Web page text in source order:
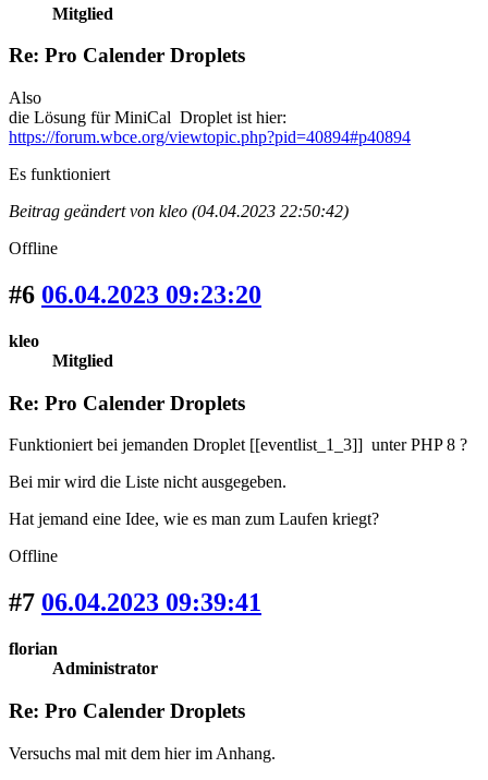
Mitglied
Re: Pro Calender Droplets
Also
die Lösung für MiniCal Droplet ist hier:
https://forum.wbce.org/viewtopic.php?pid=40894#p40894
Es funktioniert
Beitrag geändert von kleo (04.04.2023 22:50:42)
Offline
#6 06.04.2023 09:23:20
kleo
Mitglied
Re: Pro Calender Droplets
Funktioniert bei jemanden Droplet [[eventlist_1_3]] unter PHP 8 ?
Bei mir wird die Liste nicht ausgegeben.
Hat jemand eine Idee, wie es man zum Laufen kriegt?
Offline
#7 06.04.2023 09:39:41
florian
Administrator
Re: Pro Calender Droplets
Versuchs mal mit dem hier im Anhang.